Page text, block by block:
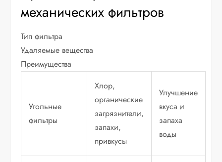
механических фильтров
Тип фильтра
Удаляемые вещества
Преимущества
Угольные
фильтры
Хлор,
органические
загрязнители,
запахи,
привкусы
Улучшение
вкуса и
запаха
воды